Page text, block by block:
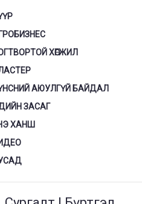
ХӨГЖИЛ
АЮУЛГҮЙ БАЙДАЛ
ЗАСАГ
ХАНШ